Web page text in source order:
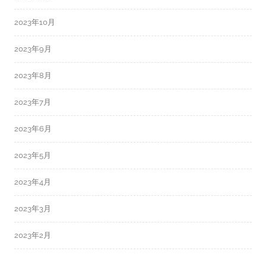
2023年10月
2023年9月
2023年8月
2023年7月
2023年6月
2023年5月
2023年4月
2023年3月
2023年2月